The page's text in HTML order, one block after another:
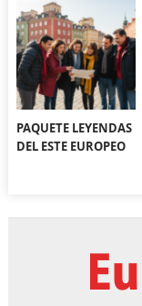
PAQUETE LEYENDAS
DEL ESTE EUROPEO